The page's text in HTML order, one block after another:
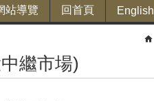
站導覽 回首頁 English
繼市場)